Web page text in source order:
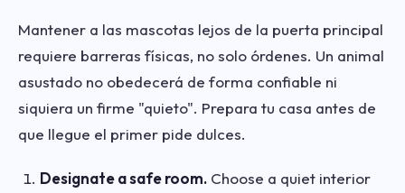
Mantener a las mascotas lejos de la puerta principal
requiere barreras físicas, no solo órdenes. Un animal
asustado no obedecerá de forma confiable ni
siquiera un firme "quieto". Prepara tu casa antes de
que llegue el primer pide dulces.
Designate a safe room. Choose a quiet interior